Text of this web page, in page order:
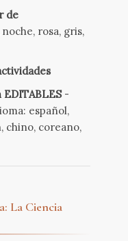
de
rosa, gris,
-
español,
chino, coreano,
La Ciencia